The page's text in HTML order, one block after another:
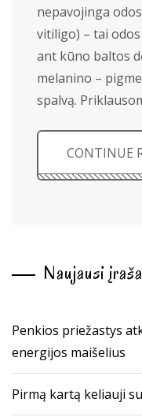
nepavojinga
vitiligo) – tai
ant kūno baltos
melanino –
spalvą.
CONTINUE
Naujausi
Penkios priežastys
energijos maišelius
Pirmą kartą keliauji